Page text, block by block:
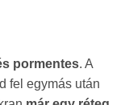
pormentes. A
fel egymás után